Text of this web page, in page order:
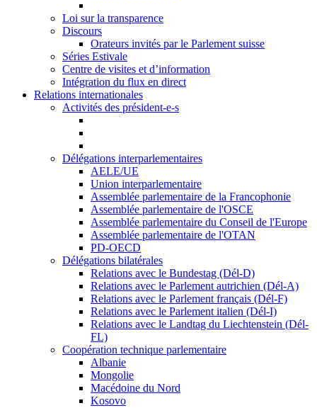
Loi sur la transparence
Discours
Orateurs invités par le Parlement suisse
Séries Estivale
Centre de visites et d’information
Intégration du flux en direct
Relations internationales
Activités des président-e-s
Délégations interparlementaires
AELE/UE
Union interparlementaire
Assemblée parlementaire de la Francophonie
Assemblée parlementaire de l'OSCE
Assemblée parlementaire du Conseil de l'Europe
Assemblée parlementaire de l'OTAN
PD-OECD
Délégations bilatérales
Relations avec le Bundestag (Dél-D)
Relations avec le Parlement autrichien (Dél-A)
Relations avec le Parlement français (Dél-F)
Relations avec le Parlement italien (Dél-I)
Relations avec le Landtag du Liechtenstein (Dél-
FL)
Coopération technique parlementaire
Albanie
Mongolie
Macédoine du Nord
Kosovo